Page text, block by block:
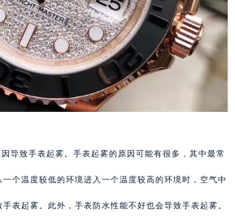
导致手表起雾。手表起雾的原因可能有很多，其中最常
个温度较低的环境进入一个温度较高的环境时，空气中
表起雾。此外，手表防水性能不好也会导致手表起雾。